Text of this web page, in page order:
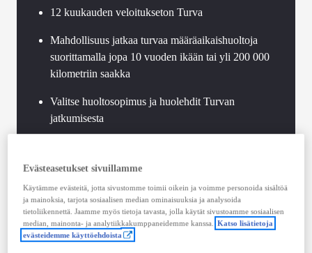
12 kuukauden veloitukseton Turva
Mahdollisuus jatkaa turvaa määräaikaishuoltoja
suorittamalla jopa 10 vuoden ikään tai yli 200 000
kilometriin saakka
Valitse huoltosopimus ja huolehdit Turvan
jatkumisesta
tekninen tarkastus
Voimassaoleva Hybrid Health Check jokaisessa
Toyota-hybridissä
Saatavilla Easy Osamaksu -rahoitus ja Toyota
Evästeasetukset sivuillamme
Käytämme evästeitä, jotta sivustomme toimii oikein ja voimme personoida sisältöä
ja mainoksia, tarjota sosiaalisen median ominaisuuksia ja analysoida
tietoliikennettä. Jaamme myös tietoja tavasta, jolla käytät sivustoamme sosiaalisen
median, mainonta- ja analytiikkakumppaneidemme kanssa. Katso lisätietoja
evästeidemme käyttöehdoista